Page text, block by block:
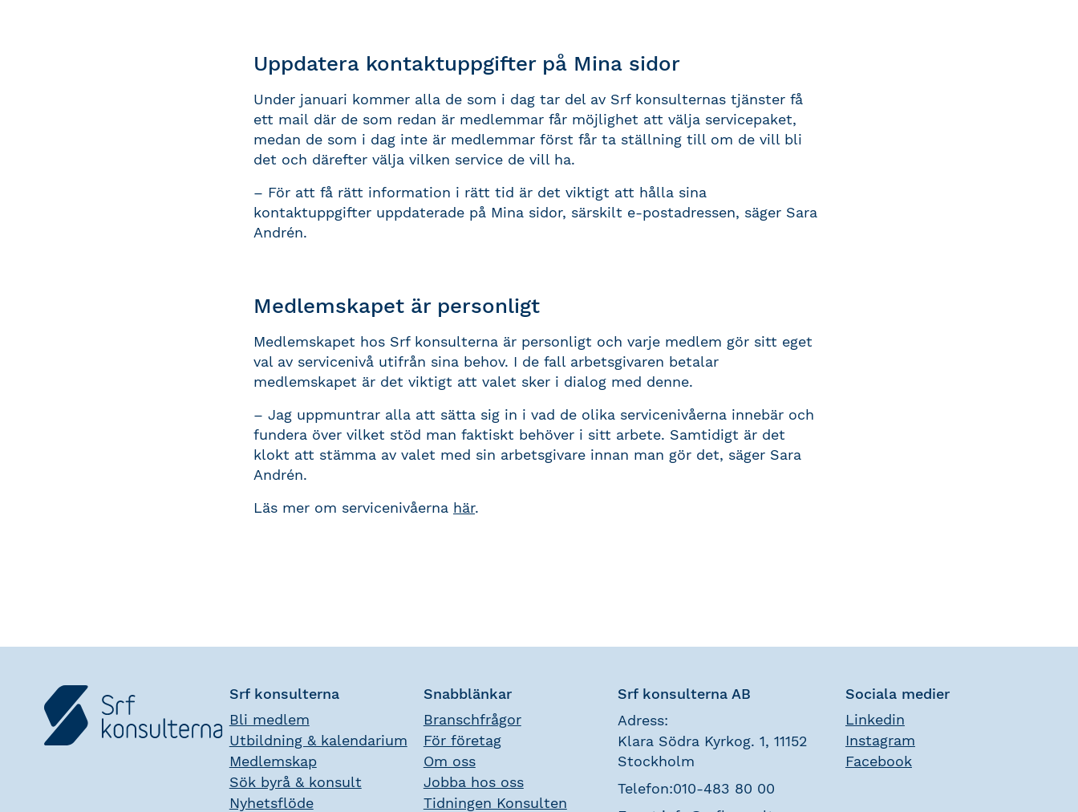
Uppdatera kontaktuppgifter på Mina sidor
Under januari kommer alla de som i dag tar del av Srf konsulternas tjänster få
ett mail där de som redan är medlemmar får möjlighet att välja servicepaket,
medan de som i dag inte är medlemmar först får ta ställning till om de vill bli
det och därefter välja vilken service de vill ha.
– För att få rätt information i rätt tid är det viktigt att hålla sina
kontaktuppgifter uppdaterade på Mina sidor, särskilt e-postadressen, säger Sara
Andrén.
Medlemskapet är personligt
Medlemskapet hos Srf konsulterna är personligt och varje medlem gör sitt eget
val av servicenivå utifrån sina behov. I de fall arbetsgivaren betalar
medlemskapet är det viktigt att valet sker i dialog med denne.
– Jag uppmuntrar alla att sätta sig in i vad de olika servicenivåerna innebär och
fundera över vilket stöd man faktiskt behöver i sitt arbete. Samtidigt är det
klokt att stämma av valet med sin arbetsgivare innan man gör det, säger Sara
Andrén.
Läs mer om servicenivåerna här.
Srf konsulterna
Bli medlem
Utbildning & kalendarium
Medlemskap
Sök byrå & konsult
Nyhetsflöde
Snabblänkar
Branschfrågor
För företag
Om oss
Jobba hos oss
Tidningen Konsulten
Srf konsulterna AB
Adress:
Klara Södra Kyrkog. 1, 11152
Stockholm
Telefon:010-483 80 00
Sociala medier
Linkedin
Instagram
Facebook